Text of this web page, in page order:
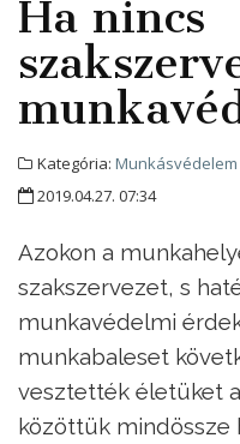
Ha nincs
Kategória: Munkásvédelem
2019.04.27. 07:34
Azokon a
szakszervezet, s
munkavédelmi
munkabaleset
vesztették életüket
közöttük mindössze